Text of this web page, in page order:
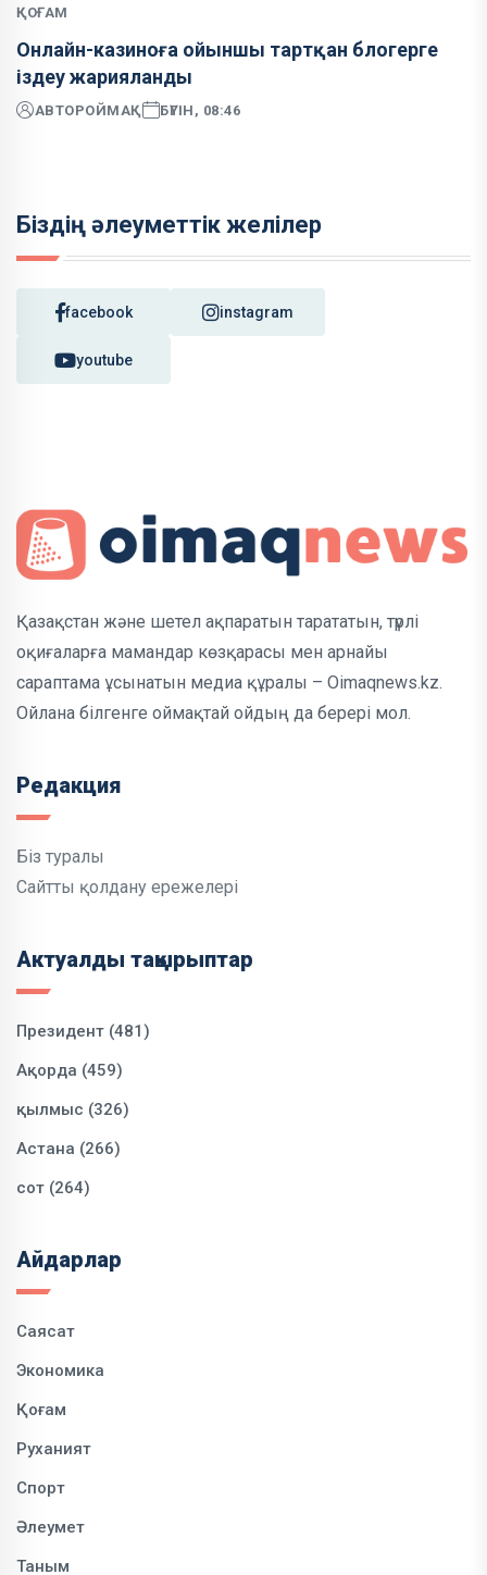
ҚОҒАМ
Онлайн-казиноға ойыншы тартқан блогерге
іздеу жарияланды
АВТОРОЙМАҚ БҮГІН, 08:46
Біздің әлеуметтік желілер
facebook instagram
youtube
Қазақстан және шетел ақпаратын тарататын, түрлі
оқиғаларға мамандар көзқарасы мен арнайы
сараптама ұсынатын медиа құралы – Oimaqnews.kz.
Ойлана білгенге оймақтай ойдың да берері мол.
Редакция
Біз туралы
Сайтты қолдану ережелері
Актуалды тақырыптар
Президент (481)
Ақорда (459)
қылмыс (326)
Астана (266)
сот (264)
Айдарлар
Саясат
Экономика
Қоғам
Руханият
Спорт
Әлеумет
Таным